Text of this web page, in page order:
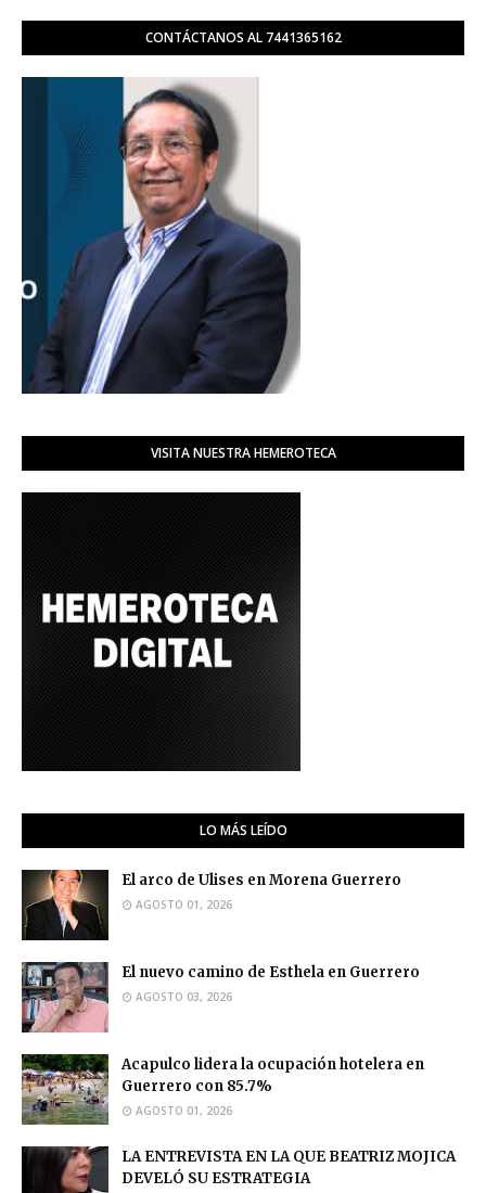
CONTÁCTANOS AL 7441365162
VISITA NUESTRA HEMEROTECA
LO MÁS LEÍDO
El arco de Ulises en Morena Guerrero
AGOSTO 01, 2026
El nuevo camino de Esthela en Guerrero
AGOSTO 03, 2026
Acapulco lidera la ocupación hotelera en
Guerrero con 85.7%
AGOSTO 01, 2026
LA ENTREVISTA EN LA QUE BEATRIZ MOJICA
DEVELÓ SU ESTRATEGIA